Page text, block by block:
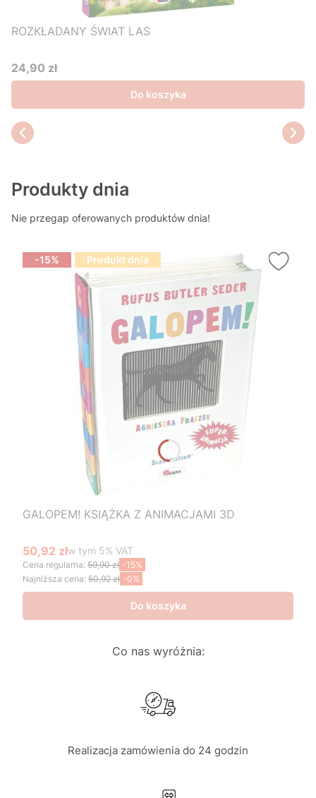
ROZKŁADANY ŚWIAT LAS
Cena
24,90 zł
Do koszyka
Produkty dnia
Nie przegap oferowanych produktów dnia!
-15% Produkt dnia
GALOPEM! KSIĄŻKA Z ANIMACJAMI 3D
Cena promocyjna brutto
50,92 złw tym %s VAT
w tym 5% VAT
Cena regularna: 59,90 zł -15%
Najniższa cena: 50,92 zł -0%
Do koszyka
Co nas wyróżnia:
Realizacja zamówienia do 24 godzin